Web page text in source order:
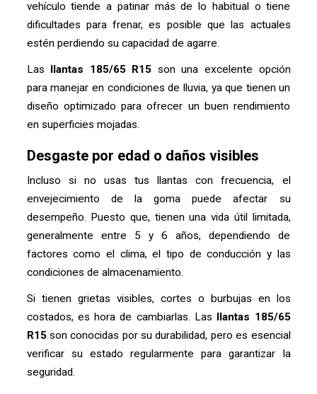
vehículo tiende a patinar más de lo habitual o tiene
dificultades para frenar, es posible que las actuales
estén perdiendo su capacidad de agarre.
Las llantas 185/65 R15 son una excelente opción
para manejar en condiciones de lluvia, ya que tienen un
diseño optimizado para ofrecer un buen rendimiento
en superficies mojadas.
Desgaste por edad o daños visibles
Incluso si no usas tus llantas con frecuencia, el
envejecimiento de la goma puede afectar su
desempeño. Puesto que, tienen una vida útil limitada,
generalmente entre 5 y 6 años, dependiendo de
factores como el clima, el tipo de conducción y las
condiciones de almacenamiento.
Si tienen grietas visibles, cortes o burbujas en los
costados, es hora de cambiarlas. Las llantas 185/65
R15son conocidas por su durabilidad, pero es esencial
verificar su estado regularmente para garantizar la
seguridad.